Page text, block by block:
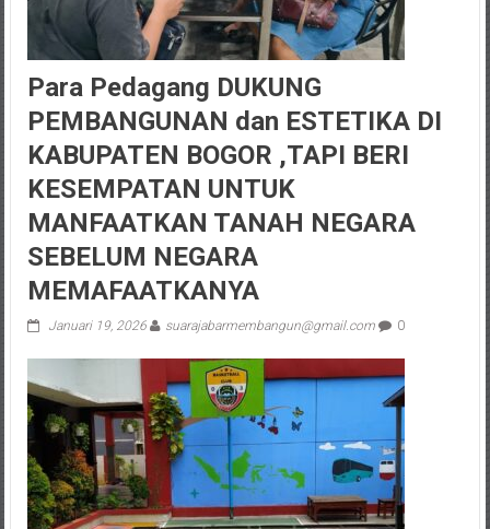
Para Pedagang DUKUNG
PEMBANGUNAN dan ESTETIKA DI
KABUPATEN BOGOR ,TAPI BERI
KESEMPATAN UNTUK
MANFAATKAN TANAH NEGARA
SEBELUM NEGARA
MEMAFAATKANYA
Januari 19, 2026 suarajabarmembangun@gmail.com 0